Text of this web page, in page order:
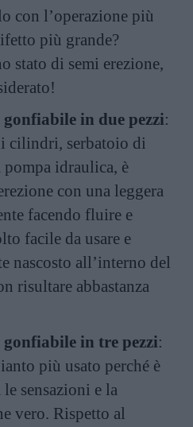
con l’operazione più
più grande?
stato di semi erezione,
in due pezzi:
cilindri, serbatoio di
pompa idraulica, è
con una leggera
facendo fluire e
facile da usare e
nascosto all’interno del
risultare abbastanza
in tre pezzi:
più usato perché è
sensazioni e la
vero. Rispetto al